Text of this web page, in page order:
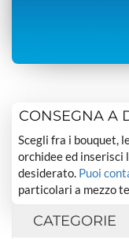
CONSEGNA A
Scegli fra i bouquet,
orchidee ed inserisci
desiderato. Puoi
particolari a mezzo
CATEGORIE